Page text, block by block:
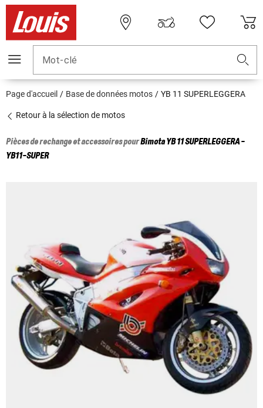
Mot-clé
Page d'accueil Base de données motos YB 11 SUPERLEGGERA
Retour à la sélection de motos
Pièces de rechange et accessoires pourBimotaYB 11 SUPERLEGGERA -
YB11-SUPER